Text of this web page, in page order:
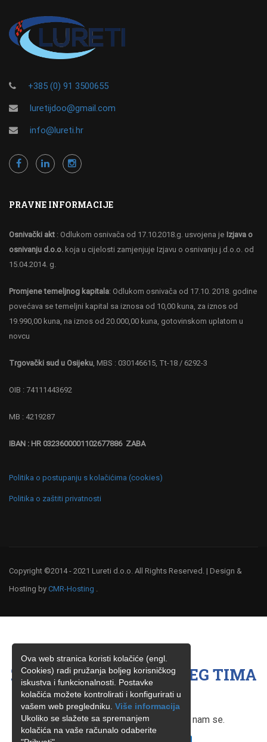
+385 (0) 91 3500655
luretijdoo@gmail.com
info@lureti.hr
PRAVNE INFORMACIJE
Osnivački akt : Odlukom osnivača od 17.10.2018.g. usvojena je Izjava o
osnivanju d.o.o. koja u cijelosti zamjenjuje Izjavu o osnivanju j.d.o.o. od
15.04.2014. g.
Promjene temeljnog kapitala: Odlukom osnivača od 17.10. 2018. godine
povećava se temeljni kapital sa iznosa od 10,00 kuna, za iznos od
19.990,00 kuna, na iznos od 20.000,00 kuna, gotovinskom uplatom u
novcu
Trgovački sud u Osijeku, MBS : 030146615, Tt-18 / 6292-3
OIB : 74111443692
MB : 4219287
IBAN : HR 0323600001102677886 ZABA
Politika o postupanju s kolačićima (cookies)
Politika o zaštiti privatnosti
Copyright ©2014 - 2021 Lureti d.o.o. All Rights Reserved. | Design &
Hosting by CMR-Hosting .
ŽELITE BITI ČLAN NAŠEG TIMA
?
Ukoliko ste zainteresirani, obratite nam se.
Ova web stranica koristi kolačiće (engl.
Cookies) radi pružanja boljeg korisničkog
iskustva i funkcionalnosti. Postavke
kolačića možete kontrolirati i konfigurirati u
vašem web pregledniku. Više informacija
Ukoliko se slažete sa spremanjem
kolačića na vaše računalo odaberite